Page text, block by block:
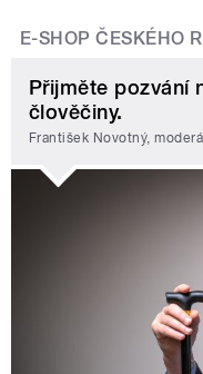
E-SHOP ČESKÉHO
Přijměte pozvání
člověčiny.
František Novotný,